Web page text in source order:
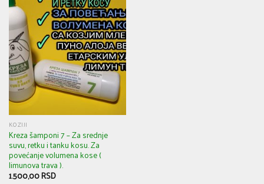
KOZIJI
Kreza šamponi 7 – Za srednje
suvu, retku i tanku kosu. Za
povećanje volumena kose (
limunova trava ).
1.500,00RSD